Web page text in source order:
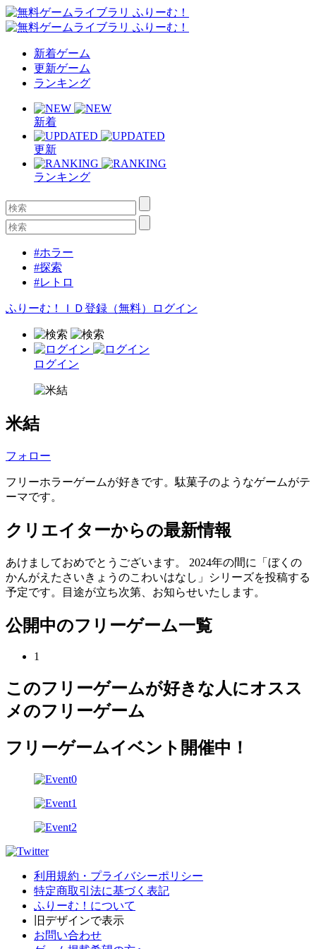
新着ゲーム
更新ゲーム
ランキング
新着
更新
ランキング
#ホラー
#探索
#レトロ
ふりーむ！ＩＤ登録（無料） ログイン
ログイン
米結
フォロー
フリーホラーゲームが好きです。駄菓子のようなゲームがテ
ーマです。
クリエイターからの最新情報
あけましておめでとうございます。 2024年の間に「ぼくの
かんがえたさいきょうのこわいはなし」シリーズを投稿する
予定です。目途が立ち次第、お知らせいたします。
公開中のフリーゲーム一覧
1
このフリーゲームが好きな人にオスス
メのフリーゲーム
フリーゲームイベント開催中！
利用規約・プライバシーポリシー
特定商取引法に基づく表記
ふりーむ！について
旧デザインで表示
お問い合わせ